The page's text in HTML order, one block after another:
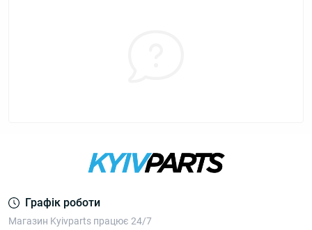
Графік роботи
Магазин Kyivparts працює 24/7